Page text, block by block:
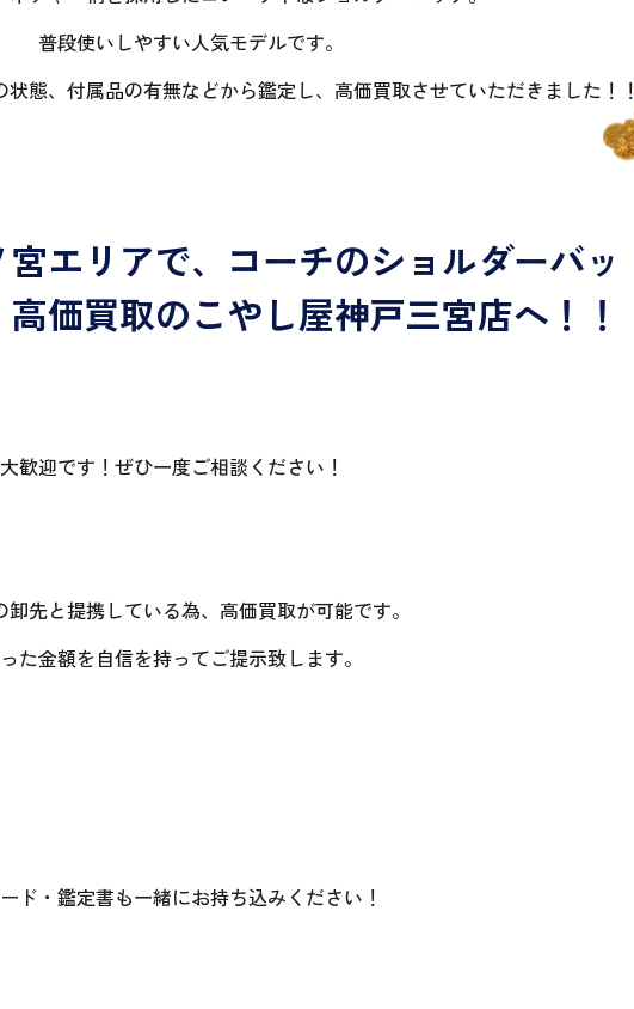
普段使いしやすい人気モデルです。
態、付属品の有無などから鑑定し、高価買取させていただきました！！
エリアで、コーチのショルダーバッ
価買取のこやし屋神戸三宮店へ！！
歓迎です！ぜひ一度ご相談ください！
先と提携している為、高価買取が可能です。
た金額を自信を持ってご提示致します。
ド・鑑定書も一緒にお持ち込みください！